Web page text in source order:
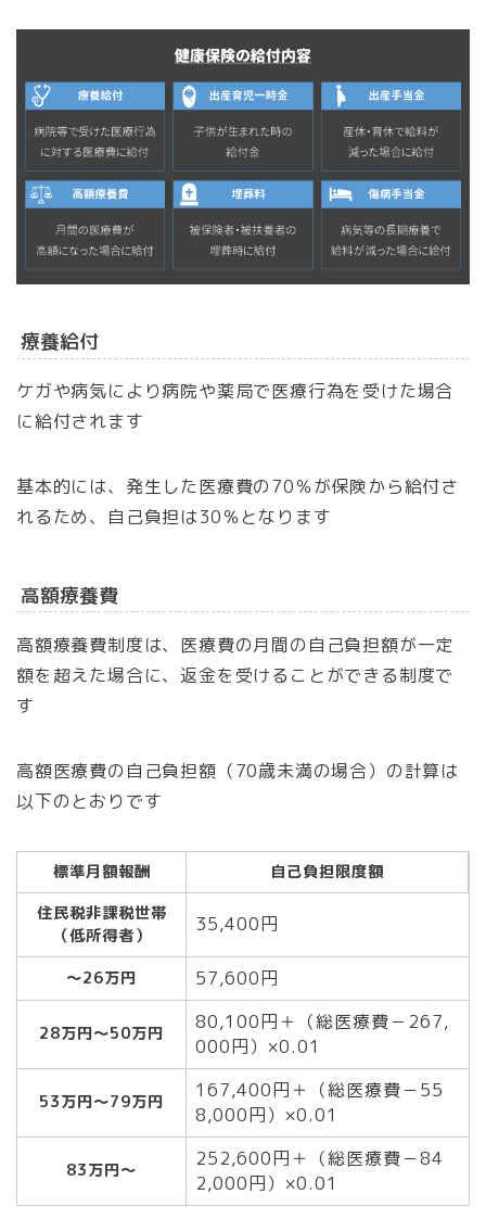
療養給付
ケガや病気により病院や薬局で医療行為を受けた場合
に給付されます
基本的には、発生した医療費の70％が保険から給付さ
れるため、自己負担は30％となります
高額療養費
高額療養費制度は、医療費の月間の自己負担額が一定
額を超えた場合に、返金を受けることができる制度で
す
高額医療費の自己負担額（70歳未満の場合）の計算は
以下のとおりです
標準月額報酬
自己負担限度額
住民税非課税世帯
（低所得者）
35,400円
～26万円 57,600円
28万円～50万円
80,100円＋（総医療費－267,
000円）×0.01
53万円～79万円
167,400円＋（総医療費－55
8,000円）×0.01
83万円～
252,600円＋（総医療費－84
2,000円）×0.01